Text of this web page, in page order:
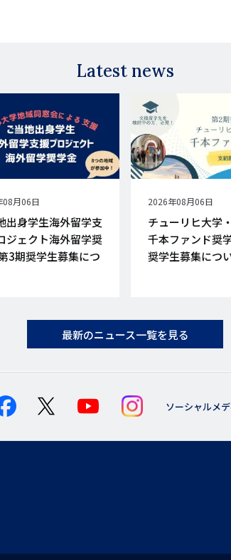
Latest news
08月06日
出身学生海外留学支
ジェクト海外留学奨
3期奨学生募集につ
公
開
日
2026年08月06日
チューリヒ大学
千本ファンド奨
奨学生募集につ
最新のニュース一覧を見る
ソーシャルメ